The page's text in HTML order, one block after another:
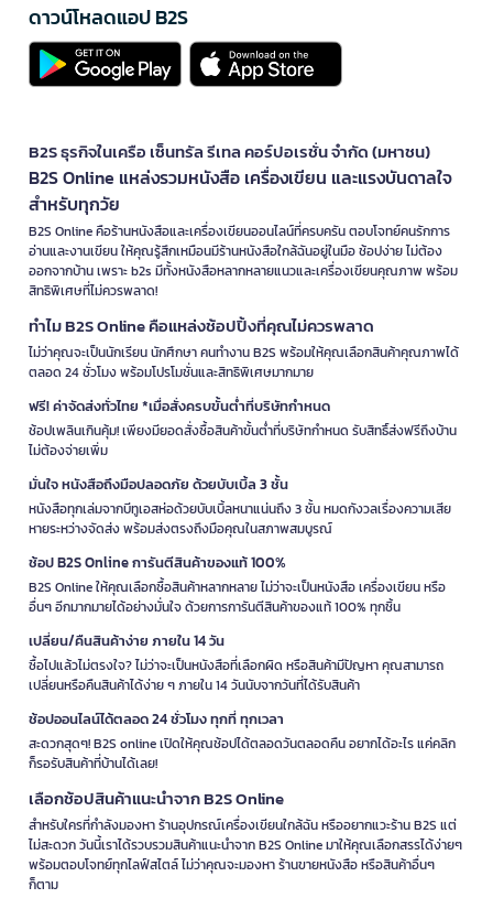
ดาวน์โหลดแอป B2S
B2S ธุรกิจในเครือ เซ็นทรัล รีเทล คอร์ปอเรชั่น จำกัด (มหาชน)
B2S Online แหล่งรวมหนังสือ เครื่องเขียน และแรงบันดาลใจ
สำหรับทุกวัย
B2S Online คือร้านหนังสือและเครื่องเขียนออนไลน์ที่ครบครัน ตอบโจทย์คนรักการ
อ่านและงานเขียน ให้คุณรู้สึกเหมือนมีร้านหนังสือใกล้ฉันอยู่ในมือ ช้อปง่าย ไม่ต้อง
ออกจากบ้าน เพราะ b2s มีทั้งหนังสือหลากหลายแนวและเครื่องเขียนคุณภาพ พร้อม
สิทธิพิเศษที่ไม่ควรพลาด!
ทำไม B2S Online คือแหล่งช้อปปิ้งที่คุณไม่ควรพลาด
ไม่ว่าคุณจะเป็นนักเรียน นักศึกษา คนทำงาน B2S พร้อมให้คุณเลือกสินค้าคุณภาพได้
ตลอด 24 ชั่วโมง พร้อมโปรโมชั่นและสิทธิพิเศษมากมาย
ฟรี! ค่าจัดส่งทั่วไทย *เมื่อสั่งครบขั้นต่ำที่บริษัทกำหนด
ช้อปเพลินเกินคุ้ม! เพียงมียอดสั่งซื้อสินค้าขั้นต่ำที่บริษัทกำหนด รับสิทธิ์ส่งฟรีถึงบ้าน
ไม่ต้องจ่ายเพิ่ม
มั่นใจ หนังสือถึงมือปลอดภัย ด้วยบับเบิ้ล 3 ชั้น
หนังสือทุกเล่มจากบีทูเอสห่อด้วยบับเบิ้ลหนาแน่นถึง 3 ชั้น หมดกังวลเรื่องความเสีย
หายระหว่างจัดส่ง พร้อมส่งตรงถึงมือคุณในสภาพสมบูรณ์
ช้อป B2S Online การันตีสินค้าของแท้ 100%
B2S Online ให้คุณเลือกซื้อสินค้าหลากหลาย ไม่ว่าจะเป็นหนังสือ เครื่องเขียน หรือ
อื่นๆ อีกมากมายได้อย่างมั่นใจ ด้วยการการันตีสินค้าของแท้ 100% ทุกชิ้น
เปลี่ยน/คืนสินค้าง่าย ภายใน 14 วัน
ซื้อไปแล้วไม่ตรงใจ? ไม่ว่าจะเป็นหนังสือที่เลือกผิด หรือสินค้ามีปัญหา คุณสามารถ
เปลี่ยนหรือคืนสินค้าได้ง่าย ๆ ภายใน 14 วันนับจากวันที่ได้รับสินค้า
ช้อปออนไลน์ได้ตลอด 24 ชั่วโมง ทุกที่ ทุกเวลา
สะดวกสุดๆ! B2S online เปิดให้คุณช้อปได้ตลอดวันตลอดคืน อยากได้อะไร แค่คลิก
ก็รอรับสินค้าที่บ้านได้เลย!
เลือกช้อปสินค้าแนะนำจาก B2S Online
สำหรับใครที่กำลังมองหา ร้านอุปกรณ์เครื่องเขียนใกล้ฉัน หรืออยากแวะร้าน B2S แต่
ไม่สะดวก วันนี้เราได้รวบรวมสินค้าแนะนำจาก B2S Online มาให้คุณเลือกสรรได้ง่ายๆ
พร้อมตอบโจทย์ทุกไลฟ์สไตล์ ไม่ว่าคุณจะมองหา ร้านขายหนังสือ หรือสินค้าอื่นๆ
ก็ตาม